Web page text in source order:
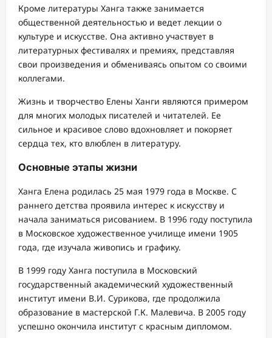
Кроме литературы Ханга также занимается
общественной деятельностью и ведет лекции о
культуре и искусстве. Она активно участвует в
литературных фестивалях и премиях, представляя
свои произведения и обмениваясь опытом со своими
коллегами.
Жизнь и творчество Елены Ханги являются примером
для многих молодых писателей и читателей. Ее
сильное и красивое слово вдохновляет и покоряет
сердца тех, кто влюблен в литературу.
Основные этапы жизни
Ханга Елена родилась 25 мая 1979 года в Москве. С
раннего детства проявила интерес к искусству и
начала заниматься рисованием. В 1996 году поступила
в Московское художественное училище имени 1905
года, где изучала живопись и графику.
В 1999 году Ханга поступила в Московский
государственный академический художественный
институт имени В.И. Сурикова, где продолжила
образование в мастерской Г.К. Малевича. В 2005 году
успешно окончила институт с красным дипломом.